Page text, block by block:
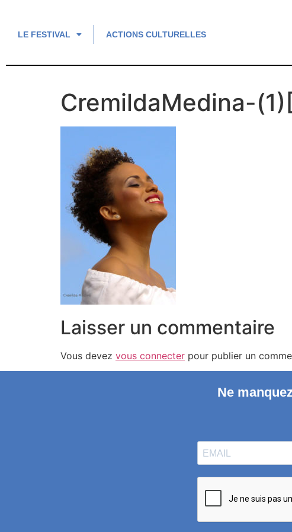
LE FESTIVAL ACTIONS CULTURELLES
CremildaMedina-
Laisser un commentaire
Vous devez vous connecter pour publier un
Ne